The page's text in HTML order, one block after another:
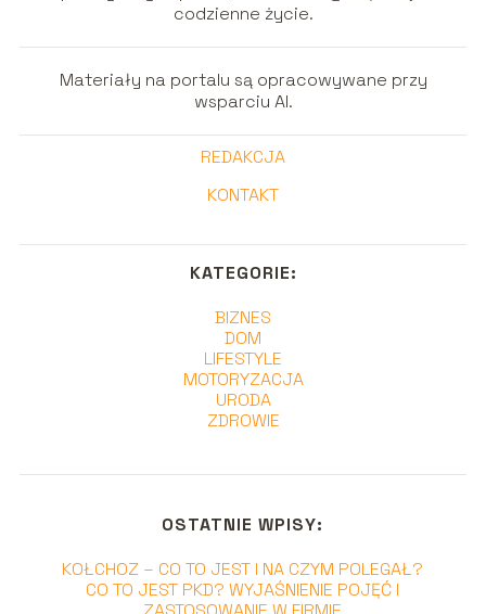
codzienne życie.
Materiały na portalu są opracowywane przy
wsparciu AI.
REDAKCJA
KONTAKT
KATEGORIE:
BIZNES
DOM
LIFESTYLE
MOTORYZACJA
URODA
ZDROWIE
OSTATNIE WPISY:
KOŁCHOZ – CO TO JEST I NA CZYM POLEGAŁ?
CO TO JEST PKD? WYJAŚNIENIE POJĘĆ I